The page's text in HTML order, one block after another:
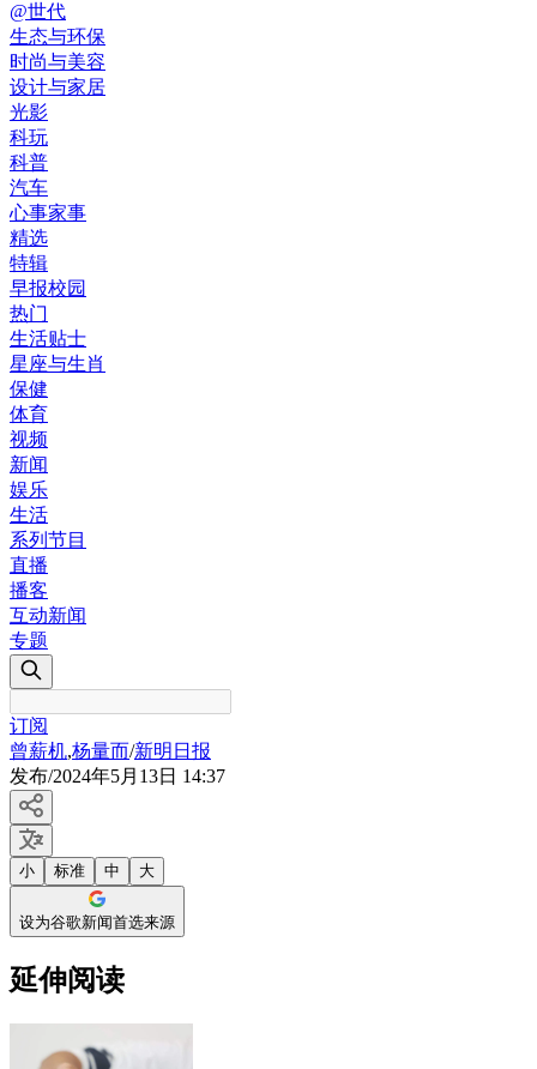
@世代
生态与环保
时尚与美容
设计与家居
光影
科玩
科普
汽车
心事家事
精选
特辑
早报校园
热门
生活贴士
星座与生肖
保健
体育
视频
新闻
娱乐
生活
系列节目
直播
播客
互动新闻
专题
订阅
曾薪机,杨量而/新明日报
发布/2024年5月13日 14:37
小 标准 中 大
设为谷歌新闻首选来源
延伸阅读